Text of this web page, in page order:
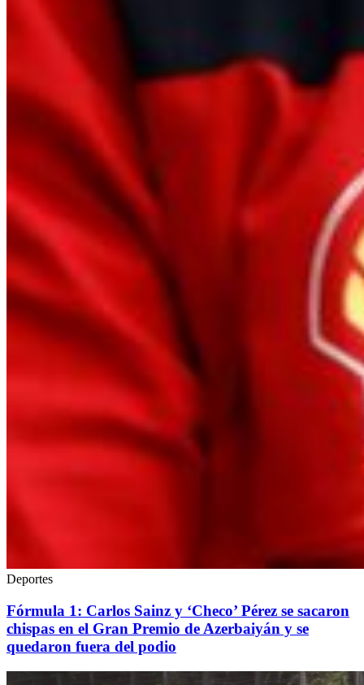
Deportes
Fórmula 1: Carlos Sainz y ‘Checo’ Pérez se sacaron
chispas en el Gran Premio de Azerbaiyán y se
quedaron fuera del podio